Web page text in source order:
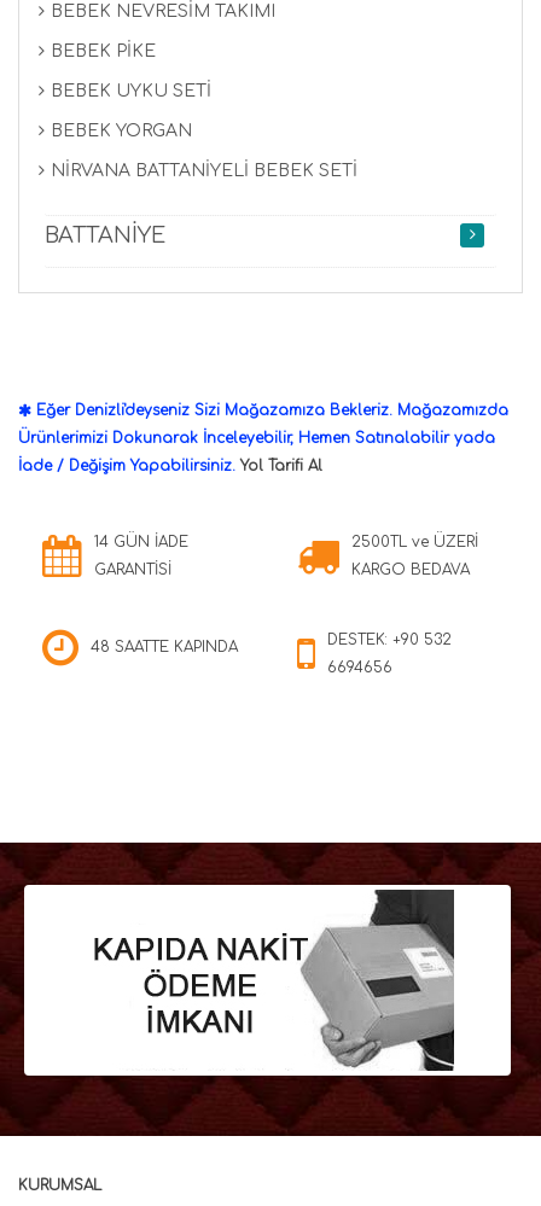
BEBEK NEVRESİM TAKIMI
BEBEK PİKE
BEBEK UYKU SETİ
BEBEK YORGAN
NİRVANA BATTANİYELİ BEBEK SETİ
BATTANİYE
Eğer Denizli'deyseniz Sizi Mağazamıza Bekleriz. Mağazamızda
Ürünlerimizi Dokunarak İnceleyebilir, Hemen Satınalabilir yada
İade / Değişim Yapabilirsiniz.Yol Tarifi Al
14 GÜN İADE
GARANTİSİ
2500TL ve ÜZERİ
KARGO BEDAVA
48 SAATTE KAPINDA
DESTEK: +90 532
6694656
KURUMSAL